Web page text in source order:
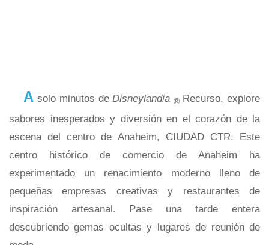
A solo minutos deDisneylandia® Recurso, explore
sabores inesperados y diversión en el corazón de la
escena del centro de Anaheim, CIUDAD CTR. Este
centro histórico de comercio de Anaheim ha
experimentado un renacimiento moderno lleno de
pequeñas empresas creativas y restaurantes de
inspiración artesanal. Pase una tarde entera
descubriendo gemas ocultas y lugares de reunión de